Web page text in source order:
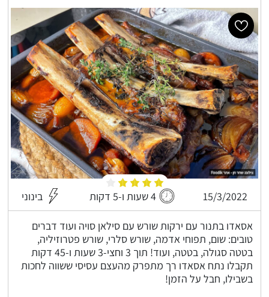
15/3/2022 4 שעות ו-5 דקות בינוני
אסאדו בתנור עם ירקות שורש עם סילאן סויה ועוד דברים
טובים: שום, תפוחי אדמה, שורש סלרי, שורש פטרוזיליה,
בטטה סגולה, בטטה, ועוד! תוך 3 וחצי-3 שעות ו-45 דקות
תקבלו נתח אסאדו רך מתפרק מהעצם עסיסי ששווה לחכות
בשבילו, חבל על הזמן!